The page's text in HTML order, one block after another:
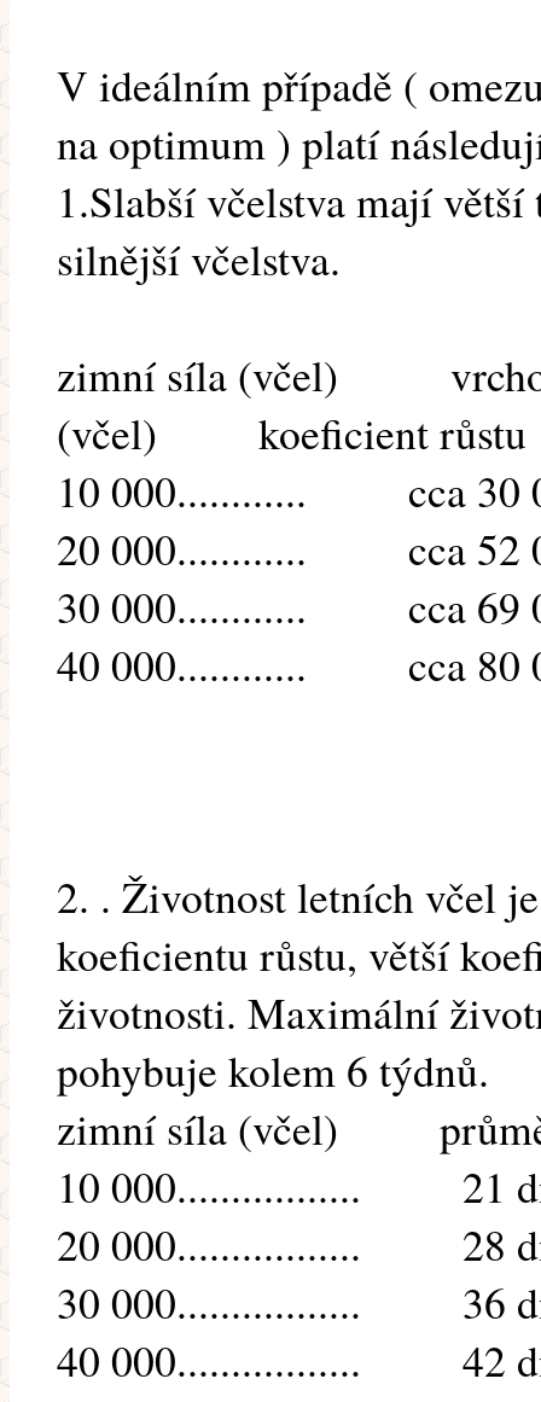
V ideálním případě (
na optimum ) platí
1.Slabší včelstva mají
silnější včelstva.
zimní síla (včel)
(včel) koeficient růstu
10 000............ cca
20 000............ cca
30 000............ cca
40 000............ cca
2. . Životnost letních včel
koeficientu růstu, větší
životnosti. Maximální
pohybuje kolem 6 týdnů.
zimní síla (včel)
10 000................. 21
20 000................. 28
30 000................. 36
40 000................. 42